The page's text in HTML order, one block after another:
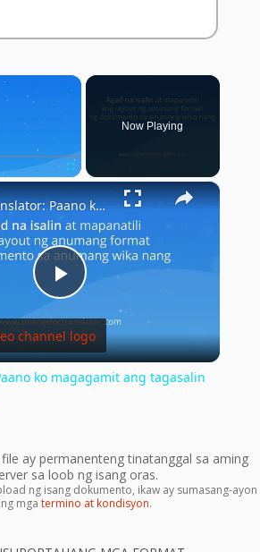
×
Fullscreen
Now Playing
×
Play
Video
Doc Translator: Paano ko magagamit ang tagasalin ng dokumento?
ko magagamit ang tagasalin
ay permanenteng tinatanggal sa aming
sa loob ng isang oras.
ng isang dokumento, ikaw ay sumasang-ayon
mga termino at kondisyon.